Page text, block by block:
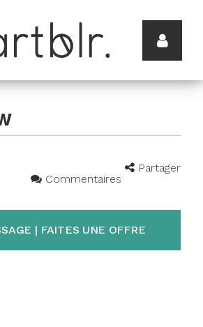
Partager
Commentaires
| FAITES UNE OFFRE